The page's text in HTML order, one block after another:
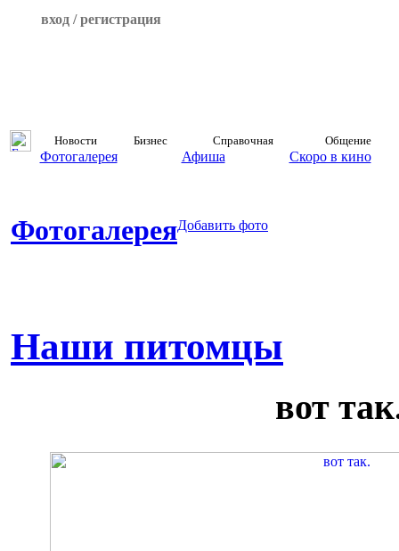
вход / регистрация
Новости Бизнес Справочная Общение
Фотогалерея Афиша Скоро в кино
ФотогалереяДобавить фото
Наши питомцы
вот